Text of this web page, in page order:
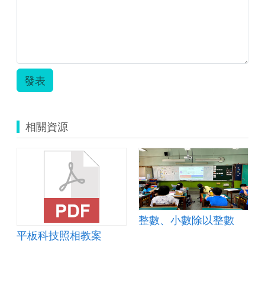
發表
相關資源
平板科技照相教案
整數、小數除以整數